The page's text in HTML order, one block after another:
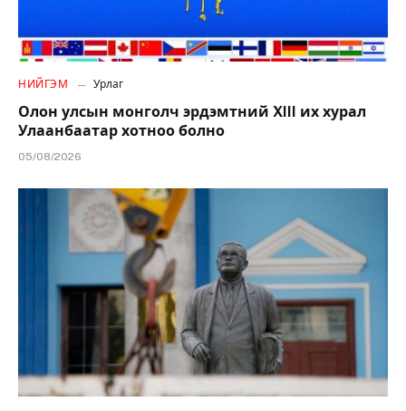
НИЙГЭМ Урлаг
Олон улсын монголч эрдэмтний XIII их хурал
Улаанбаатар хотноо болно
05/08/2026